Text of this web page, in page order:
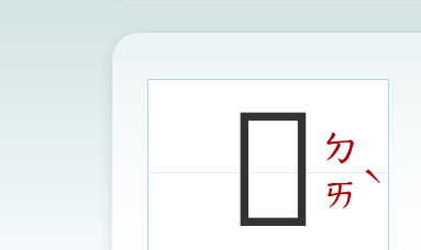
搜
圖
搜
𨽿ㄉ
ㄞ
ˋ